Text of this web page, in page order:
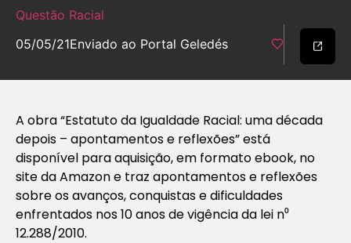
Questão Racial
05/05/21Enviado ao Portal Geledés
A obra “Estatuto da Igualdade Racial: uma década
depois – apontamentos e reflexões” está
disponível para aquisição, em formato ebook, no
site da Amazon e traz apontamentos e reflexões
sobre os avanços, conquistas e dificuldades
enfrentados nos 10 anos de vigência da lei n⁰
12.288/2010.